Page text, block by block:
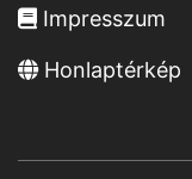
Impresszum
Honlaptérkép